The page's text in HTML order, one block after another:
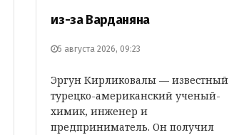
из-за Варданяна
5 августа 2026, 09:23
Эргун Кирликовалы — известный
турецко-американский ученый-
химик, инженер и
предприниматель. Он получил